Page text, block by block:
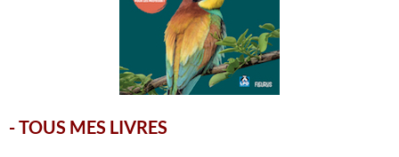
-TOUS MES LIVRES